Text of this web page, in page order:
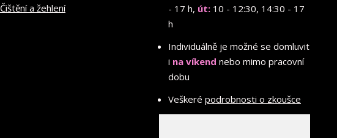
Čištění a žehlení
- 17 h, út: 10 - 12:30, 14:30 - 17
h
Individuálně je možné se domluvit
i na víkend nebo mimo pracovní
dobu
Veškeré podrobnosti o zkoušce